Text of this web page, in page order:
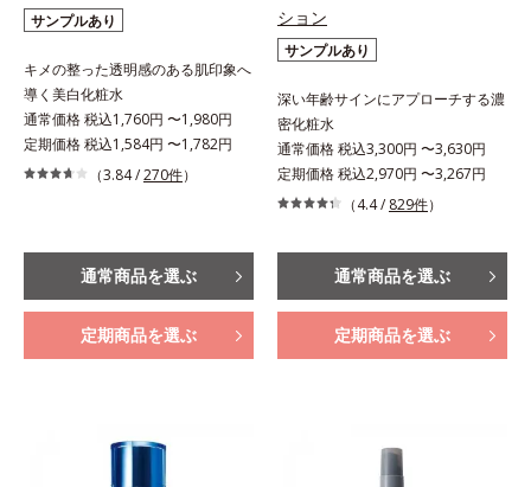
サンプルあり
キメの整った透明感のある肌印象へ
導く美白化粧水
通常価格 税込1,760円 〜1,980円
定期価格 税込1,584円 〜1,782円
（3.84 /270件）
通常商品を選ぶ
定期商品を選ぶ
ション
サンプルあり
深い年齢サインにアプローチする濃
密化粧水
通常価格 税込3,300円 〜3,630円
定期価格 税込2,970円 〜3,267円
（4.4 / 829件）
通常商品を選ぶ
定期商品を選ぶ